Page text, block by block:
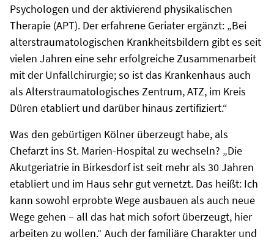
Psychologen und der aktivierend physikalischen
Therapie (APT). Der erfahrene Geriater ergänzt: „Bei
alterstraumatologischen Krankheitsbildern gibt es seit
vielen Jahren eine sehr erfolgreiche Zusammenarbeit
mit der Unfallchirurgie; so ist das Krankenhaus auch
als Alterstraumatologisches Zentrum, ATZ, im Kreis
Düren etabliert und darüber hinaus zertifiziert.“
Was den gebürtigen Kölner überzeugt habe, als
Chefarzt ins St. Marien-Hospital zu wechseln? „Die
Akutgeriatrie in Birkesdorf ist seit mehr als 30 Jahren
etabliert und im Haus sehr gut vernetzt. Das heißt: Ich
kann sowohl erprobte Wege ausbauen als auch neue
Wege gehen – all das hat mich sofort überzeugt, hier
arbeiten zu wollen.“ Auch der familiäre Charakter und